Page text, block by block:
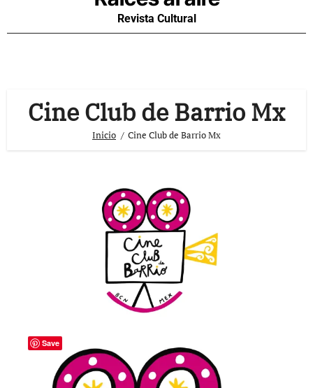
Revista Cultural
Cine Club de Barrio Mx
Inicio Cine Club de Barrio Mx
Save